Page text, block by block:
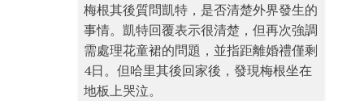
梅根其後質問凱特，是否清楚外界發生的
事情。凱特回覆表示很清楚，但再次強調
需處理花童裙的問題，並指距離婚禮僅剩
4日。但哈里其後回家後，發現梅根坐在
地板上哭泣。